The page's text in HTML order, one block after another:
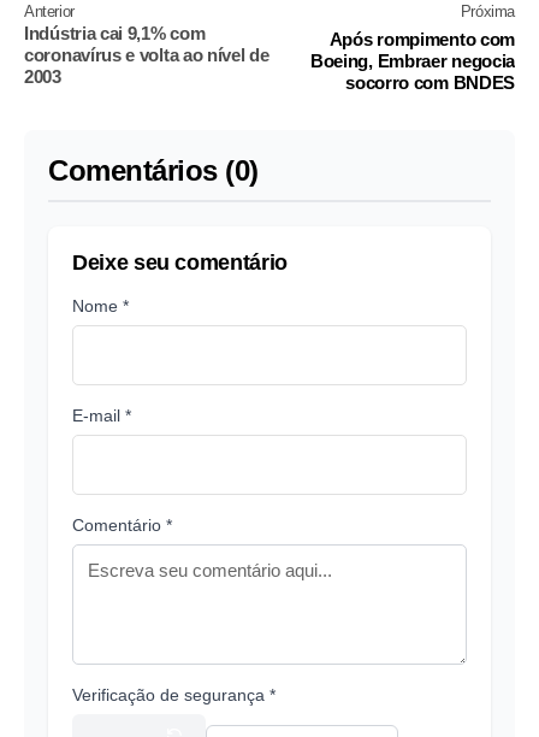
Anterior
Indústria cai 9,1% com
coronavírus e volta ao nível de
2003
Próxima
Após rompimento com
Boeing, Embraer negocia
socorro com BNDES
Comentários (0)
Deixe seu comentário
Nome *
E-mail *
Comentário *
Verificação de segurança *